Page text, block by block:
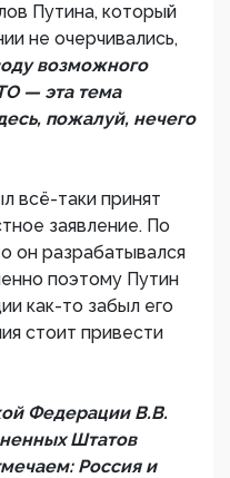
Путина, который
не очерчивались,
возможного
— эта тема
пожалуй, нечего
всё-таки принят
заявление. По
он разрабатывался
поэтому Путин
как-то забыл его
стоит привести
Федерации В.В.
Штатов
Россия и